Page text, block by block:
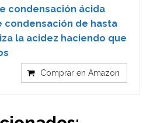
condensación ácida
condensación de hasta
la acidez haciendo que
Comprar en Amazon